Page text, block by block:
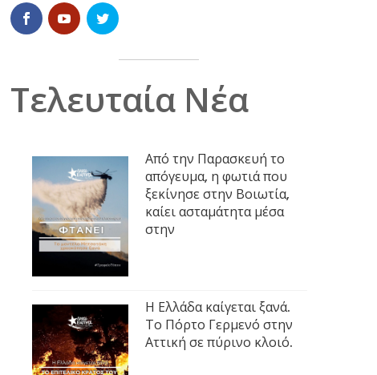
Τελευταία Νέα
Από την Παρασκευή το
απόγευμα, η φωτιά που
ξεκίνησε στην Βοιωτία,
καίει ασταμάτητα μέσα
στην
Η Ελλάδα καίγεται ξανά.
Το Πόρτο Γερμενό στην
Αττική σε πύρινο κλοιό.